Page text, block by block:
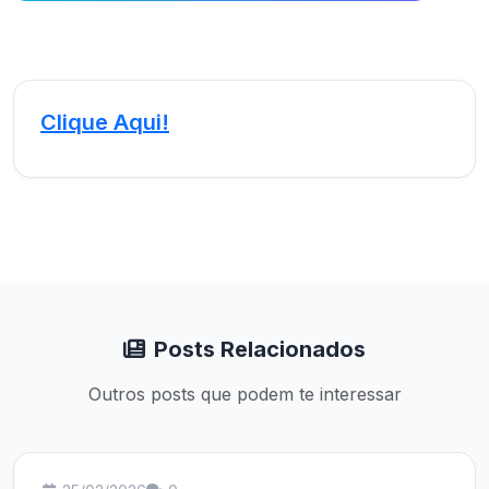
Clique Aqui!
Posts Relacionados
Outros posts que podem te interessar